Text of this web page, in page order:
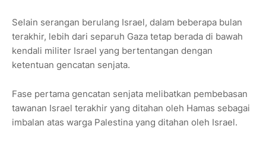
Selain serangan berulang Israel, dalam beberapa bulan
terakhir, lebih dari separuh Gaza tetap berada di bawah
kendali militer Israel yang bertentangan dengan
ketentuan gencatan senjata.
Fase pertama gencatan senjata melibatkan pembebasan
tawanan Israel terakhir yang ditahan oleh Hamas sebagai
imbalan atas warga Palestina yang ditahan oleh Israel.